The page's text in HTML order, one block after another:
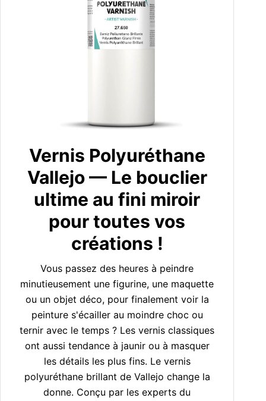
Vernis Polyuréthane
Vallejo — Le bouclier
ultime au fini miroir
pour toutes vos
créations !
Vous passez des heures à peindre
minutieusement une figurine, une maquette
ou un objet déco, pour finalement voir la
peinture s'écailler au moindre choc ou
ternir avec le temps ? Les vernis classiques
ont aussi tendance à jaunir ou à masquer
les détails les plus fins. Le vernis
polyuréthane brillant de Vallejo change la
donne. Conçu par les experts du